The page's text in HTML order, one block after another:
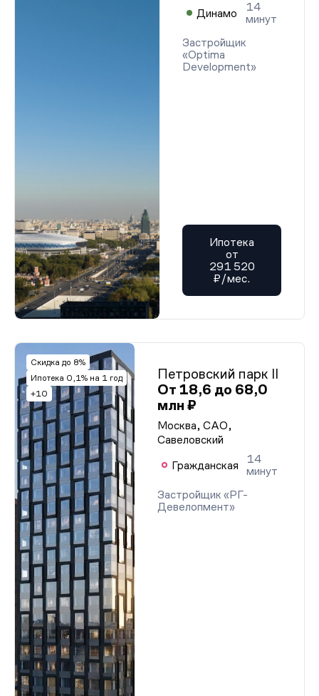
Динамо
14
минут
Застройщик
«Optima
Development»
Ипотека
от
291 520
₽/мес.
Скидка до 8%
Ипотека 0,1% на 1 год
+10
Петровский парк II
От 18,6 до 68,0
млн ₽
Москва, САО,
Савеловский
Гражданская
14
минут
Застройщик «РГ-
Девелопмент»